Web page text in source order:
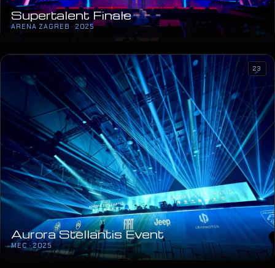
Supertalent Finale
ARENA ZAGREB · 2025
Aurora Stellantis Event
MEC · 2025
23
Saša Matić